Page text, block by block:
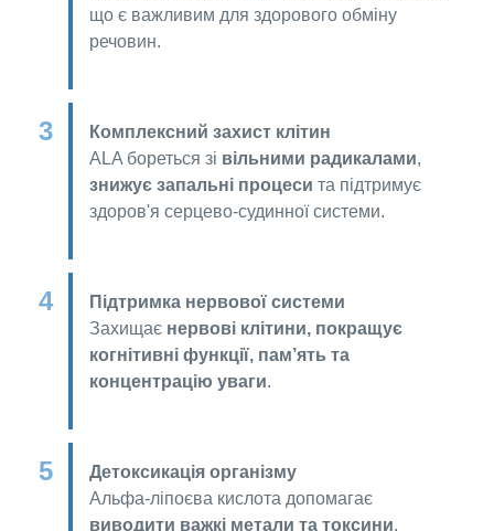
що є важливим для здорового обміну
речовин.
Комплексний захист клітин
ALA бореться зі вільними радикалами,
знижує запальні процеси та підтримує
здоров'я серцево-судинної системи.
Підтримка нервової системи
Захищає нервові клітини, покращує
когнітивні функції, пам’ять та
концентрацію уваги.
Детоксикація організму
Альфа-ліпоєва кислота допомагає
виводити важкі метали та токсини,